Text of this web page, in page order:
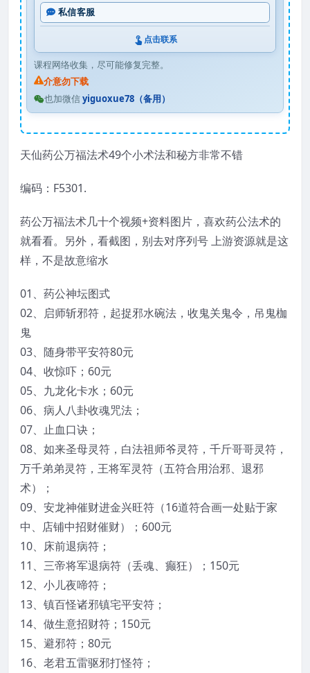
私信客服
点击联系
课程网络收集，尽可能修复完整。
介意勿下载
也加微信yiguoxue78（备用）
天仙药公万福法术49个小术法和秘方非常不错
编码：F5301.
药公万福法术几十个视频+资料图片，喜欢药公法术的
就看看。另外，看截图，别去对序列号 上游资源就是这
样，不是故意缩水
01、药公神坛图式
02、启师斩邪符，起捉邪水碗法，收鬼关鬼令，吊鬼枷
鬼
03、随身带平安符80元
04、收惊吓；60元
05、九龙化卡水；60元
06、病人八卦收魂咒法；
07、止血口诀；
08、如来圣母灵符，白法祖师爷灵符，千斤哥哥灵符，
万千弟弟灵符，王将军灵符（五符合用治邪、退邪
术）；
09、安龙神催财进金兴旺符（16道符合画一处贴于家
中、店铺中招财催财）；600元
10、床前退病符；
11、三帝将军退病符（丢魂、癫狂）；150元
12、小儿夜啼符；
13、镇百怪诸邪镇宅平安符；
14、做生意招财符；150元
15、避邪符；80元
16、老君五雷驱邪打怪符；